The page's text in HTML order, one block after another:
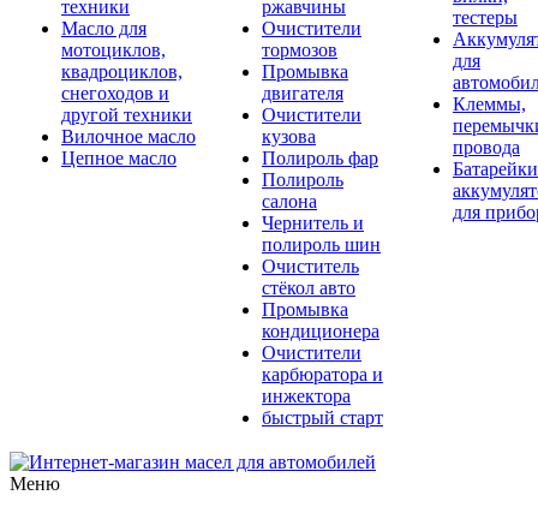
техники
Масло для
мотоциклов,
квадроциклов,
снегоходов и
другой техники
Вилочное масло
Цепное масло
ржавчины
Очистители
тормозов
Промывка
двигателя
Очистители
кузова
Полироль фар
Полироль
салона
Чернитель и
полироль шин
Очиститель
стёкол авто
Промывка
кондиционера
Очистители
карбюратора и
инжектора
быстрый старт
тестеры
для
Клеммы,
провода
для
Меню